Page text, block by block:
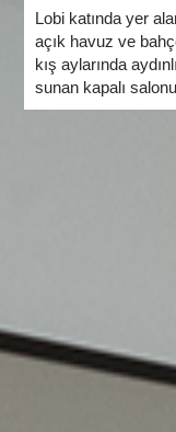
Lobi katında yer
açık havuz ve
kış aylarında
sunan kapalı